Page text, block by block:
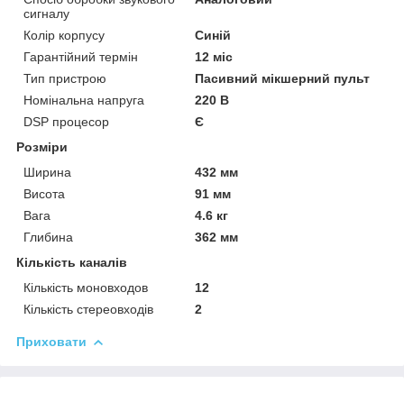
сигналу
Колір корпусу
Синій
Гарантійний термін
12 міс
Тип пристрою
Пасивний мікшерний пульт
Номінальна напруга
220 В
DSP процесор
Є
Розміри
Ширина
432 мм
Висота
91 мм
Вага
4.6 кг
Глибина
362 мм
Кількість каналів
Кількість моновходов
12
Кількість стереовходів
2
Приховати